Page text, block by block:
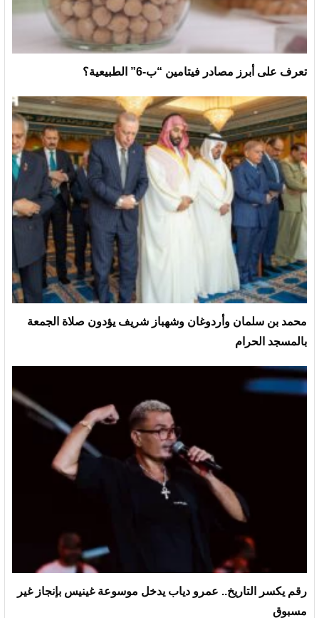
تعرف على أبرز مصادر فيتامين “ب-6” الطبيعية؟
محمد بن سلمان وأردوغان وشهباز شريف يؤدون صلاة الجمعة
بالمسجد الحرام
رقم يكسر التاريخ.. عمرو دياب يدخل موسوعة غينيس بإنجاز غير
مسبوق